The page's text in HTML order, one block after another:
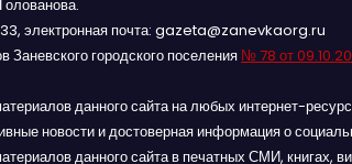
электронная почта: gazeta@zanevkaorg.ru
городского поселения № 78 от
данного сайта на любых интернет-
новости и достоверная информация о
данного сайта в печатных СМИ, книгах,